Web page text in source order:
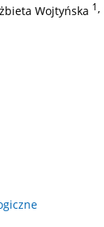
Wojtyńska 1,